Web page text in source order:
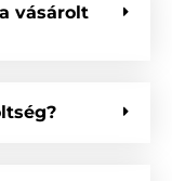
vásárolt